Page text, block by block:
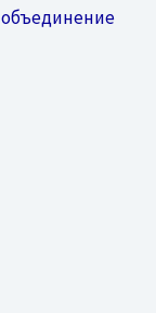
объединение